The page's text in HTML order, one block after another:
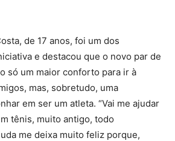
de 17 anos, foi um dos
e destacou que o novo par de
só um maior conforto para ir à
mas, sobretudo, uma
em ser um atleta. “Vai me ajudar
tênis, muito antigo, todo
me deixa muito feliz porque,